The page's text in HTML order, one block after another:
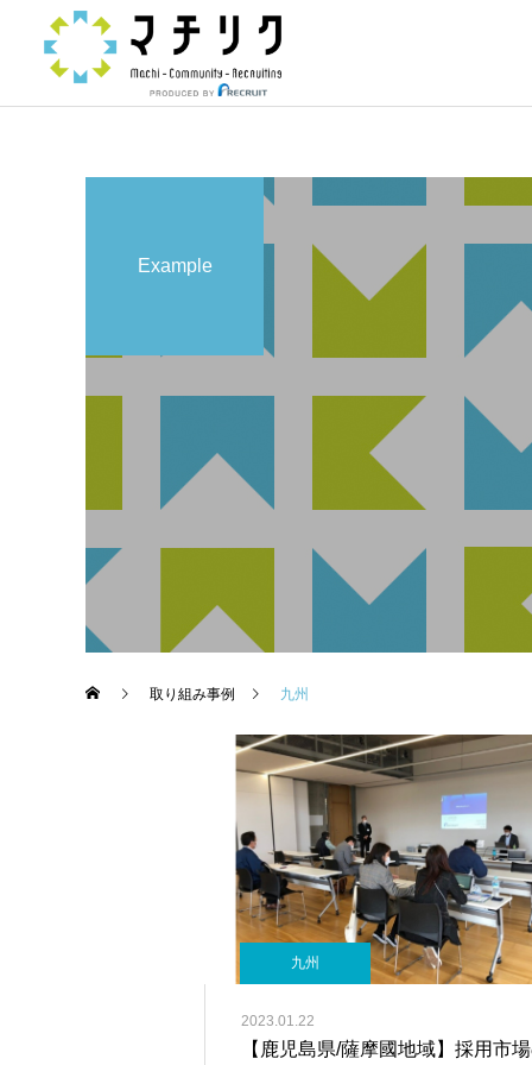
Example
取り組み事例 九州
九州
2023.01.22
【鹿児島県/薩摩國地域】採用市